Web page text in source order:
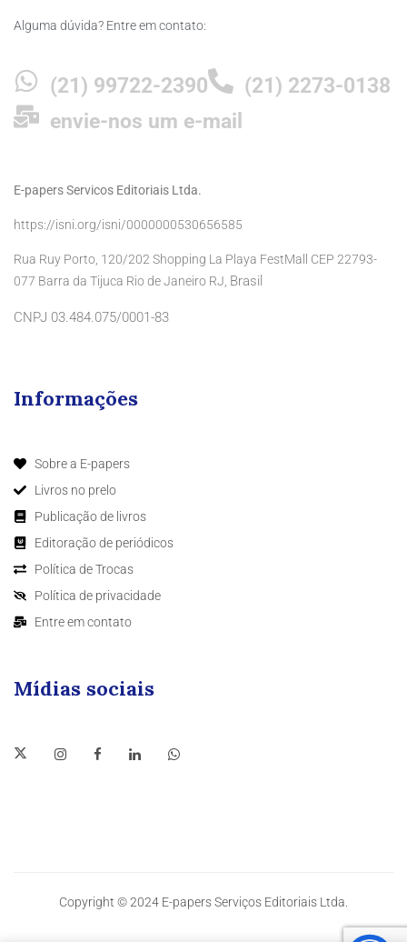
Alguma dúvida? Entre em contato:
(21) 99722-2390
(21) 2273-0138
envie-nos um e-mail
E-papers Servicos Editoriais Ltda.
https://isni.org/isni/0000000530656585
Rua Ruy Porto, 120/202 Shopping La Playa FestMall CEP 22793-
077 Barra da Tijuca Rio de Janeiro RJ, Brasil
CNPJ 03.484.075/0001-83
Informações
Sobre a E-papers
Livros no prelo
Publicação de livros
Editoração de periódicos
Política de Trocas
Política de privacidade
Entre em contato
Mídias sociais
Copyright © 2024 E-papers Serviços Editoriais Ltda.